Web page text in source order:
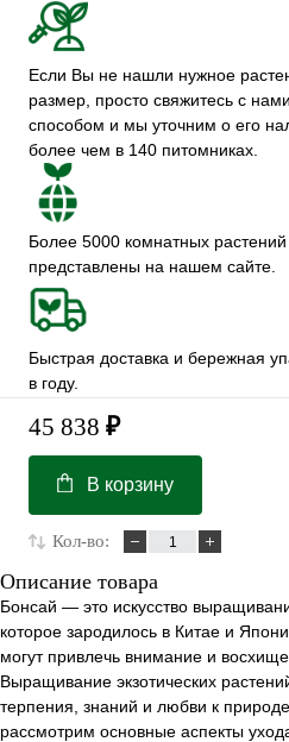
Если Вы не нашли нужное
размер, просто свяжитесь с
способом и мы уточним о его
более чем в 140 питомниках.
Более 5000 комнатных
представлены на нашем сайте.
Быстрая доставка и бережная
в году.
45 838 ₽
В корзину
Кол-во:
Описание товара
Бонсай — это искусство
которое зародилось в Китае и
могут привлечь внимание и
Выращивание экзотических
терпения, знаний и любви к
рассмотрим основные аспекты